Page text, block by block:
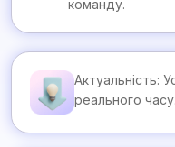
команду.
Актуальність:
реального часу.